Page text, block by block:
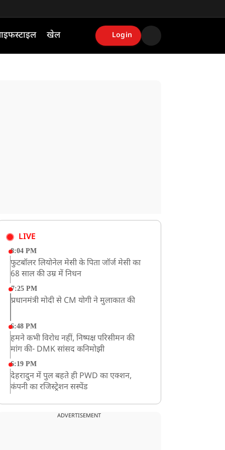
खेल Login
LIVE
8:04 PM
फुटबॉलर लियोनेल मेसी के पिता जॉर्ज मेसी का
68 साल की उम्र में निधन
7:25 PM
प्रधानमंत्री मोदी से CM योगी ने मुलाकात की
6:48 PM
हमने कभी विरोध नहीं, निष्पक्ष परिसीमन की
मांग की- DMK सांसद कनिमोझी
6:19 PM
देहरादुन में पुल बहते ही PWD का एक्शन,
कंपनी का रजिस्ट्रेशन सस्पेंड
खराब मौसम की चेतावनी के कारण अमरनाथ
ADVERTISEMENT